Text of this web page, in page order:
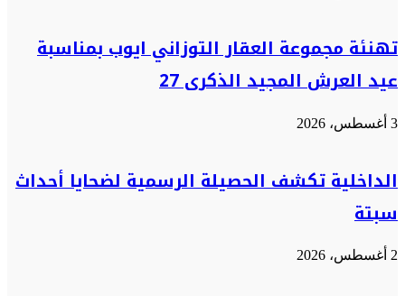
تهنئة مجموعة العقار التوزاني ايوب بمناسبة
عيد العرش المجيد الذكرى 27
3 أغسطس، 2026
الداخلية تكشف الحصيلة الرسمية لضحايا أحداث
سبتة
2 أغسطس، 2026